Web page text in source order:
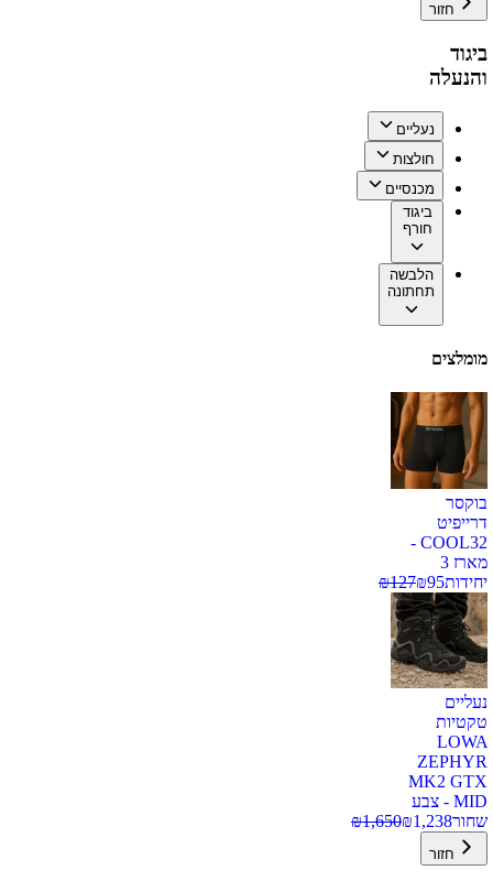
חזור
ביגוד
והנעלה
נעליים
חולצות
מכנסיים
ביגוד
חורף
הלבשה
תחתונה
מומלצים
בוקסר
דרייפיט
COOL32 -
מארז 3
יחידות
₪95
₪127
נעליים
טקטיות
LOWA
ZEPHYR
MK2 GTX
MID - צבע
שחור
₪1,238
₪1,650
חזור